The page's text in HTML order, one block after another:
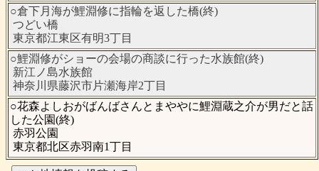
○倉下月海が鯉淵修に指輪を返した橋(終)
つどい橋
東京都江東区有明3丁目
○鯉淵修がショーの会場の商談に行った水族館(終)
新江ノ島水族館
神奈川県藤沢市片瀬海岸2丁目
○花森よしおがばんばさんとまややに鯉淵蔵之介が男だと話
した公園(終)
赤羽公園
東京都北区赤羽南1丁目